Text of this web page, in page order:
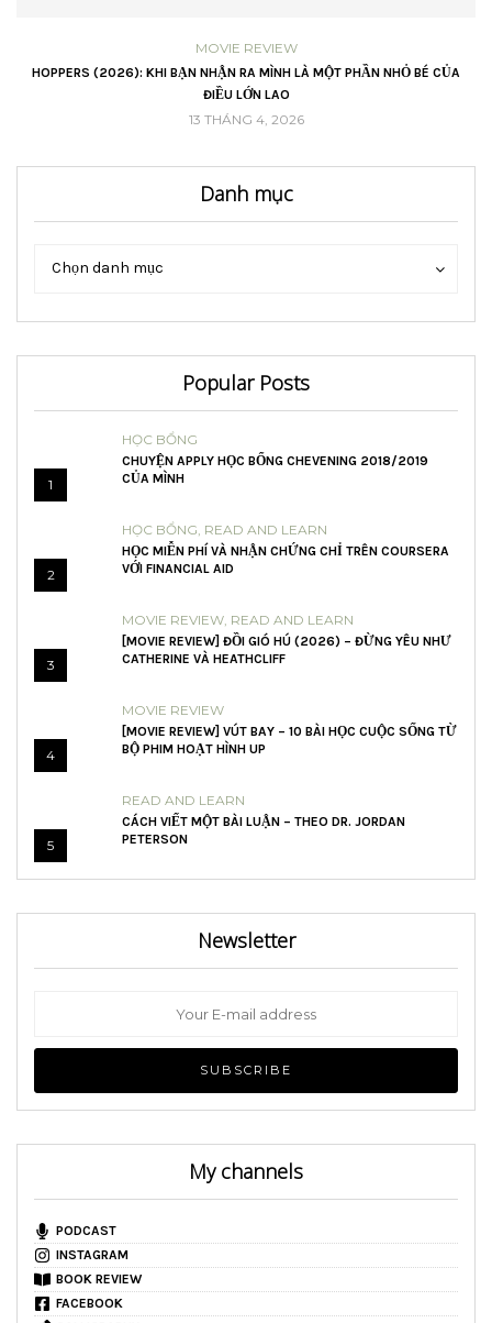
MOVIE REVIEW
HOPPERS (2026): KHI BẠN NHẬN RA MÌNH LÀ MỘT PHẦN NHỎ BÉ CỦA
ĐIỀU LỚN LAO
13 THÁNG 4, 2026
Danh mục
Danh
Chọn danh mục
Danh
Popular Posts
1
HỌC BỔNG
CHUYỆN APPLY HỌC BỔNG CHEVENING 2018/2019
CỦA MÌNH
2
HỌC BỔNG, READ AND LEARN
HỌC MIỄN PHÍ VÀ NHẬN CHỨNG CHỈ TRÊN COURSERA
VỚI FINANCIAL AID
3
MOVIE REVIEW, READ AND LEARN
[MOVIE REVIEW] ĐỒI GIÓ HÚ (2026) – ĐỪNG YÊU NHƯ
CATHERINE VÀ HEATHCLIFF
4
MOVIE REVIEW
[MOVIE REVIEW] VÚT BAY – 10 BÀI HỌC CUỘC SỐNG TỪ
BỘ PHIM HOẠT HÌNH UP
5
READ AND LEARN
CÁCH VIẾT MỘT BÀI LUẬN – THEO DR. JORDAN
PETERSON
Newsletter
My channels
PODCAST
INSTAGRAM
BOOK REVIEW
FACEBOOK